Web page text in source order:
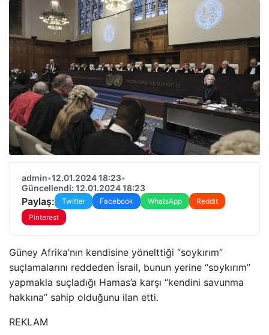
admin•12.01.2024 18:23•
Güncellendi: 12.01.2024 18:23
Paylaş: Twitter Facebook WhatsApp
Reddit
Pinterest
Güney Afrika’nın kendisine yönelttiği “soykırım”
suçlamalarını reddeden İsrail, bunun yerine “soykırım”
yapmakla suçladığı Hamas’a karşı “kendini savunma
hakkına” sahip olduğunu ilan etti.
REKLAM